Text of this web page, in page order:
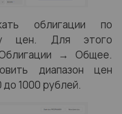
облигации по
цен. Для этого
→ Общее.
диапазон цен
1000 рублей.